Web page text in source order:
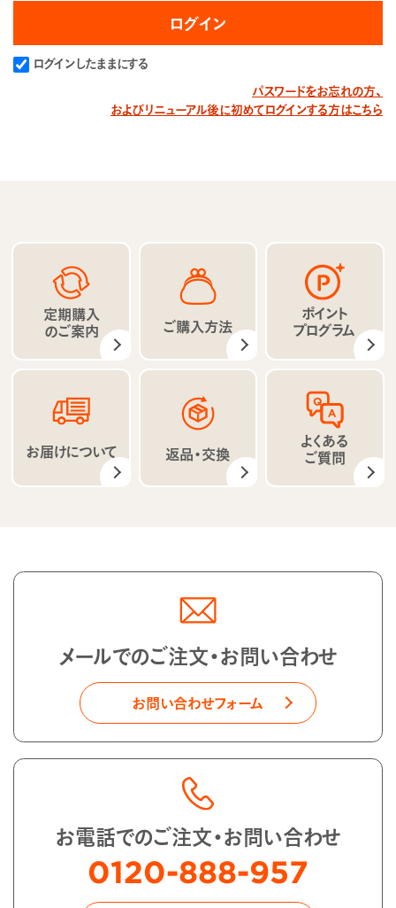
ログインしたままにする
パスワードをお忘れの方、
およびリニューアル後に初めてログインする方はこちら
定期購入
のご案内 ご購入方法
ポイント
プログラム
お届けについて 返品・交換
よくある
ご質問
メールでのご注文・お問い合わせ
お問い合わせフォーム
お電話でのご注文・お問い合わせ
0120-888-957